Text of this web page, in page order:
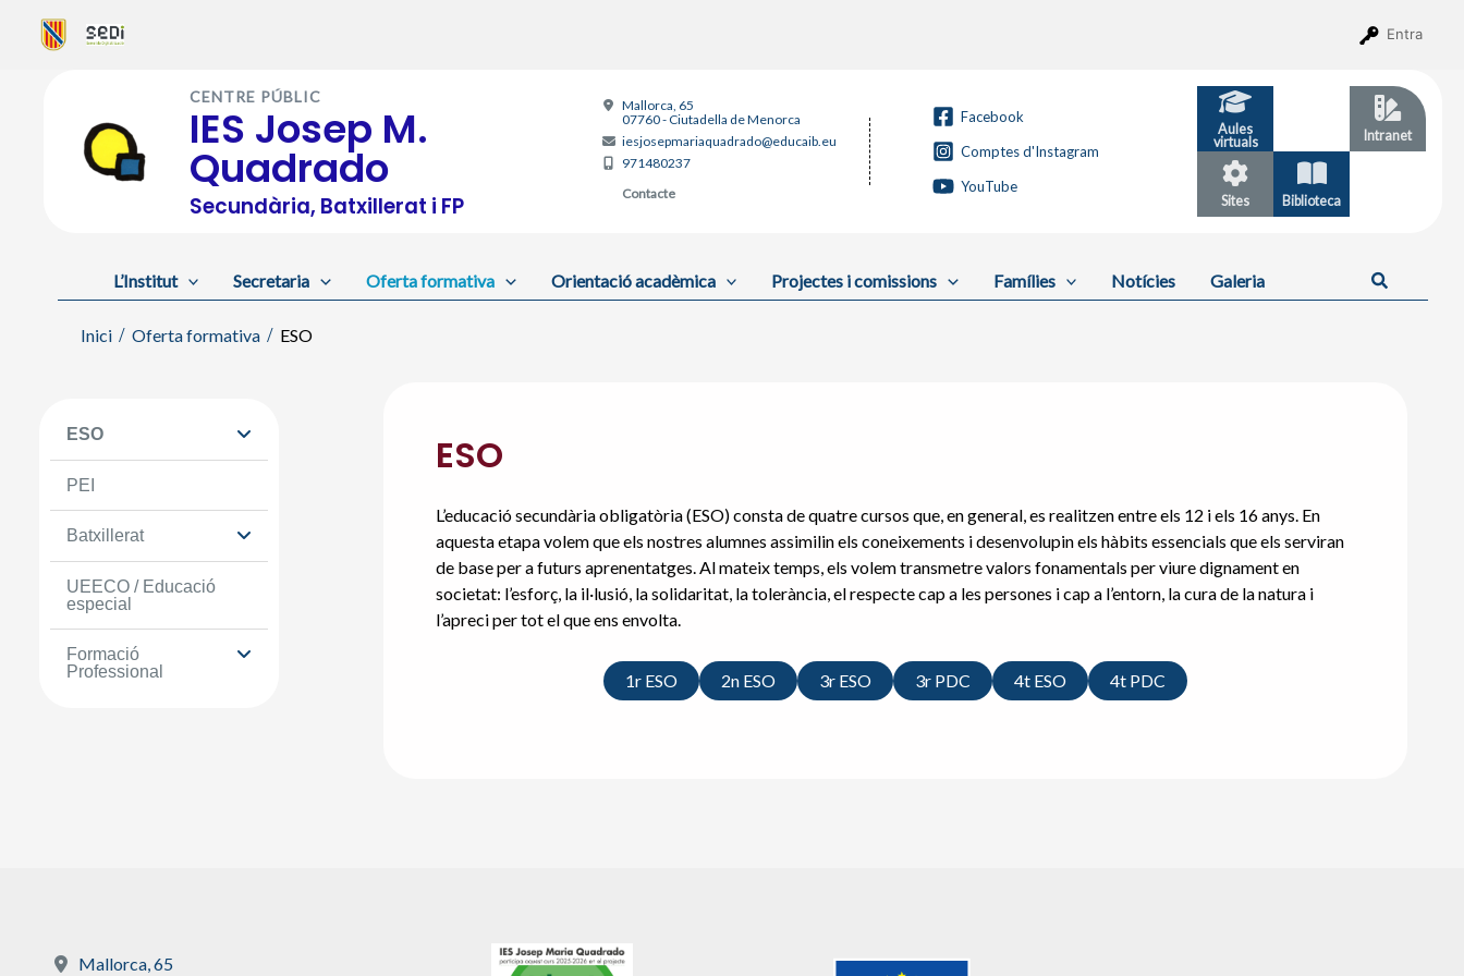
Entra
CENTRE PÚBLIC
IES Josep M.
Quadrado
Secundària, Batxillerat i FP
Mallorca, 65
07760 - Ciutadella de Menorca
iesjosepmariaquadrado@educaib.eu
971480237
Contacte
Facebook
Comptes d'Instagram
YouTube
Aules
virtuals
Intranet
Sites Biblioteca
L’Institut Secretaria Oferta formativa Orientació acadèmica Projectes i comissions Famílies Notícies Galeria Cerca
Inici Oferta formativa ESO
ESO
PEI
Batxillerat
UEECO / Educació
especial
Formació
Professional
ESO
L’educació secundària obligatòria (ESO) consta de quatre cursos que, en general, es realitzen entre els 12 i els 16 anys. En
aquesta etapa volem que els nostres alumnes assimilin els coneixements i desenvolupin els hàbits essencials que els serviran
de base per a futurs aprenentatges. Al mateix temps, els volem transmetre valors fonamentals per viure dignament en
societat: l’esforç, la il·lusió, la solidaritat, la tolerància, el respecte cap a les persones i cap a l’entorn, la cura de la natura i
l’apreci per tot el que ens envolta.
1r ESO 2n ESO 3r ESO 3r PDC 4t ESO 4t PDC
Mallorca, 65